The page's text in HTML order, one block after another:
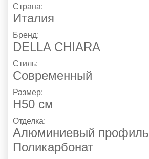
Страна:
Италия
Бренд:
DELLA CHIARA
Стиль:
Современный
Размер:
H50 см
Отделка:
Алюминиевый профиль
Поликарбонат